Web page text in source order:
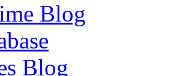
Blog
Blog